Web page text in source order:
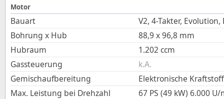
Motor
Bauart
V2, 4-Takter, Evolution,
Bohrung x Hub
88,9 x96,8 mm
Hubraum
1.202 ccm
Gassteuerung
k.A.
Gemischaufbereitung
Elektronische
Max. Leistung bei Drehzahl
67 PS (49 kW) 6.000 U/